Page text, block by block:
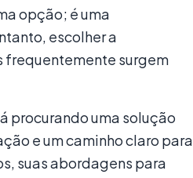
opção; é uma
escolher a
frequentemente surgem
procurando uma solução
e um caminho claro para
suas abordagens para